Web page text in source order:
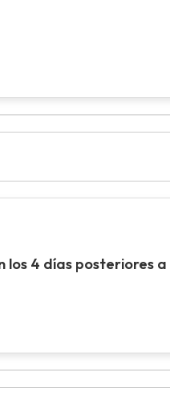
los 4 días posteriores